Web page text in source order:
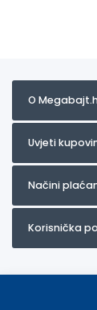
O
Uvjeti
Načini
Korisnička